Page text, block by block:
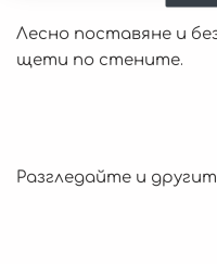
Лесно поставяне и
щети по стените.
Разгледайте и